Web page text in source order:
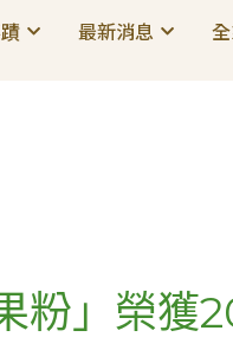
最新消息
最新消息
粉」榮